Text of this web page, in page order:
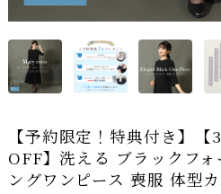
【予約限定！特典付き】
OFF】洗える ブラックフ
ングワンピース 喪服 体型